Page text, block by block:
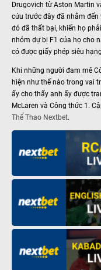
Drugovich từ Aston Martin
cứu trước đây đã nhắm đến
đó đã thất bại, khiến họ
nhóm dự bị F1 của họ cho
có được giấy phép siêu
Khi những người đam mê
hiện như thế nào trong vai
ấy cho thấy anh ấy được
McLaren và Công thức 1.
Thể Thao Nextbet.